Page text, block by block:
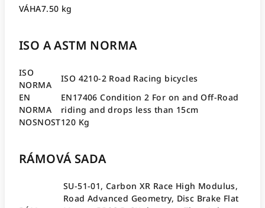
VÁHA7.50 kg
ISO A ASTM NORMA
ISO
NORMA
ISO 4210-2 Road Racing bicycles
EN
NORMA
EN17406 Condition 2 For on and Off-Road
riding and drops less than 15cm
NOSNOST120 Kg
RÁMOVÁ SADA
SU-51-01, Carbon XR Race High Modulus,
Road Advanced Geometry, Disc Brake Flat